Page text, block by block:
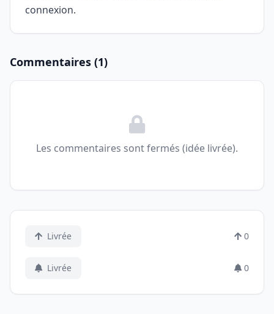
connexion.
Commentaires (1)
Les commentaires sont fermés (idée livrée).
Livrée 0
Livrée 0